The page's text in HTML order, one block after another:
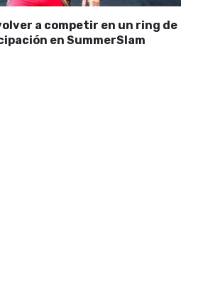
a competir en un ring de
en SummerSlam